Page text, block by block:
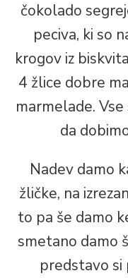
čokolado
peciva, ki so
krogov iz
4 žlice dobre
marmelade.
da
Nadev damo
žličke, na
to pa še damo
smetano damo
predstavo